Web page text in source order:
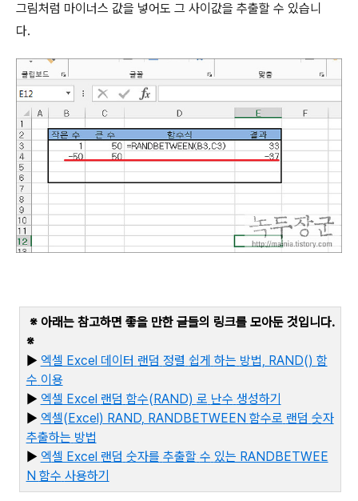
그림처럼 마이너스 값을 넣어도 그 사이값을 추출할 수 있습니
다.
※ 아래는 참고하면 좋을 만한 글들의 링크를 모아둔 것입니다.
※
▶ 엑셀 Excel 데이터 랜덤 정렬 쉽게 하는 방법, RAND() 함
수 이용
▶ 엑셀 Excel 랜덤 함수(RAND) 로 난수 생성하기
▶ 엑셀(Excel) RAND, RANDBETWEEN 함수로 랜덤 숫자
추출하는 방법
▶ 엑셀 Excel 랜덤 숫자를 추출할 수 있는 RANDBETWEE
N 함수 사용하기